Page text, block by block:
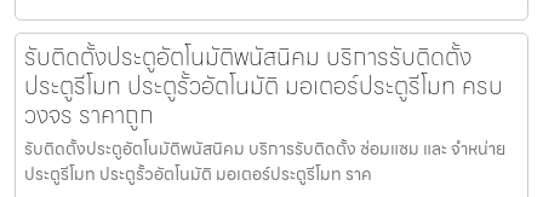
รับติดตั้งประตูอัตโนมัติพนัสนิคม บริการรับติดตั้ง
ประตูรีโมท ประตูรั้วอัตโนมัติ มอเตอร์ประตูรีโมท ครบ
วงจร ราคาถูก
รับติดตั้งประตูอัตโนมัติพนัสนิคม บริการรับติดตั้ง ซ่อมแซม และ จำหน่าย
ประตูรีโมท ประตูรั้วอัตโนมัติ มอเตอร์ประตูรีโมท ราค